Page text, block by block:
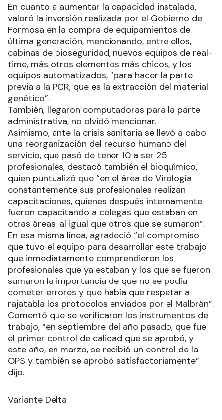
En cuanto a aumentar la capacidad instalada,
valoró la inversión realizada por el Gobierno de
Formosa en la compra de equipamientos de
última generación, mencionando, entre ellos,
cabinas de bioseguridad, nuevos equipos de real-
time, más otros elementos más chicos, y los
equipos automatizados, “para hacer la parte
previa a la PCR, que es la extracción del material
genético”.
También, llegaron computadoras para la parte
administrativa, no olvidó mencionar.
Asimismo, ante la crisis sanitaria se llevó a cabo
una reorganización del recurso humano del
servicio, que pasó de tener 10 a ser 25
profesionales, destacó también el bioquímico,
quien puntualizó que “en el área de Virología
constantemente sus profesionales realizan
capacitaciones, quienes después internamente
fueron capacitando a colegas que estaban en
otras áreas, al igual que otros que se sumaron”.
En esa misma línea, agradeció “el compromiso
que tuvo el equipo para desarrollar este trabajo
que inmediatamente comprendieron los
profesionales que ya estaban y los que se fueron
sumaron la importancia de que no se podía
cometer errores y que había que respetar a
rajatabla los protocolos enviados por el Malbrán”.
Comentó que se verificaron los instrumentos de
trabajo, “en septiembre del año pasado, que fue
el primer control de calidad que se aprobó, y
este año, en marzo, se recibió un control de la
OPS y también se aprobó satisfactoriamente”
dijo.
Variante Delta